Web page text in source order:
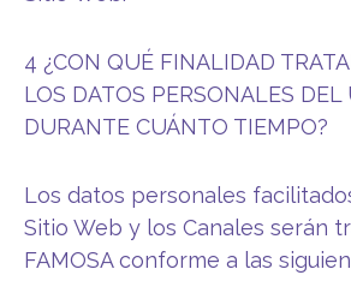
4 ¿CON QUÉ FINALIDAD
LOS DATOS PERSONALES DEL
DURANTE CUÁNTO TIEMPO?
Los datos personales
Sitio Web y los Canales serán
FAMOSA conforme a las